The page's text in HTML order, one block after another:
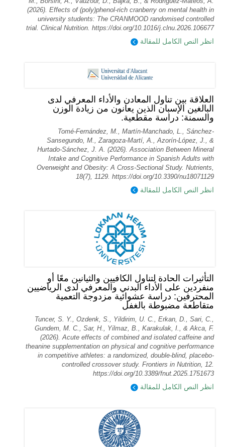
(2026). Effects of (poly)phenol-rich cranberry on mental health in
university students: The CRANMOOD randomised controlled
trial. Clinical Nutrition. https://doi.org/10.1016/j.clnu.2026.106677
انظر النص الكامل للمقالة
العلاقة بين تناول المعادن والأداء المعرفي لدى
البالغين الإسبان الذين يعانون من زيادة الوزن
والسمنة: دراسة مقطعية.
Tomé-Fernández, M., Martín-Manchado, L., Sánchez-
Sansegundo, M., Zaragoza-Martí, A., Azorín-López, J., &
Hurtado-Sánchez, J. A. (2026). Association Between Mineral
Intake and Cognitive Performance in Spanish Adults with
Overweight and Obesity: A Cross-Sectional Study. Nutrients,
18(7), 1129. https://doi.org/10.3390/nu18071129
انظر النص الكامل للمقالة
التأثيرات الحادة لتناول الكافيين والثيانين معًا أو
منفردين على الأداء البدني والمعرفي لدى الرياضيين
المحترفين: دراسة عشوائية مزدوجة التعمية
متقاطعة مضبوطة بالغفل
Tuncer, S. Y., Ozdenk, S., Yildirim, U. C., Erkan, D., Sari, C.,
Gundem, M. C., Sar, H., Yilmaz, B., Karakulak, I., & Akca, F.
(2026). Acute effects of combined and isolated caffeine and
theanine supplementation on physical and cognitive performance
in competitive athletes: a randomized, double-blind, placebo-
controlled crossover study. Frontiers in Nutrition, 12.
https://doi.org/10.3389/fnut.2025.1751673
انظر النص الكامل للمقالة